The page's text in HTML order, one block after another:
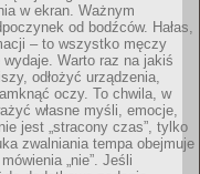
w ekran. Ważnym
od bodźców. Hałas,
– to wszystko męczy
Warto raz na jakiś
odłożyć urządzenia,
oczy. To chwila, w
własne myśli, emocje,
jest „stracony czas”, tylko
zwalniania tempa obejmuje
„nie”. Jeśli